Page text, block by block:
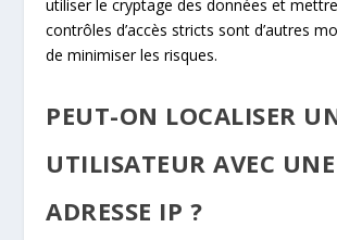
utiliser le cryptage des données et
contrôles d’accès stricts sont d’autres
de minimiser les risques.
PEUT-ON LOCALISER
UTILISATEUR AVEC UNE
ADRESSE IP ?